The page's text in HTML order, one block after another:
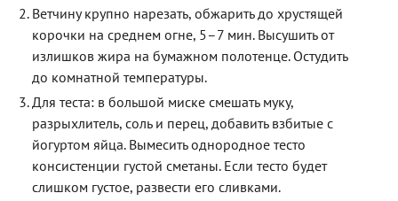
Ветчину крупно нарезать, обжарить до хрустящей
корочки на среднем огне, 5–7 мин. Высушить от
излишков жира на бумажном полотенце. Остудить
до комнатной температуры.
Для теста: в большой миске смешать муку,
разрыхлитель, соль и перец, добавить взбитые с
йогуртом яйца. Вымесить однородное тесто
консистенции густой сметаны. Если тесто будет
слишком густое, развести его сливками.